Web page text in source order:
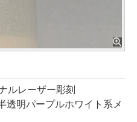
ルレーザー彫刻
透明パープルホワイト系メ